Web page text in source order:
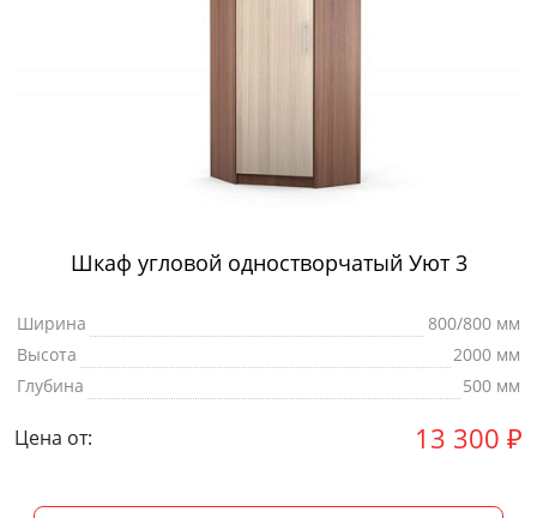
Шкаф угловой одностворчатый Уют 3
Ширина
800/800 мм
Высота
2000 мм
Глубина
500 мм
Цена от: 13 300 ₽